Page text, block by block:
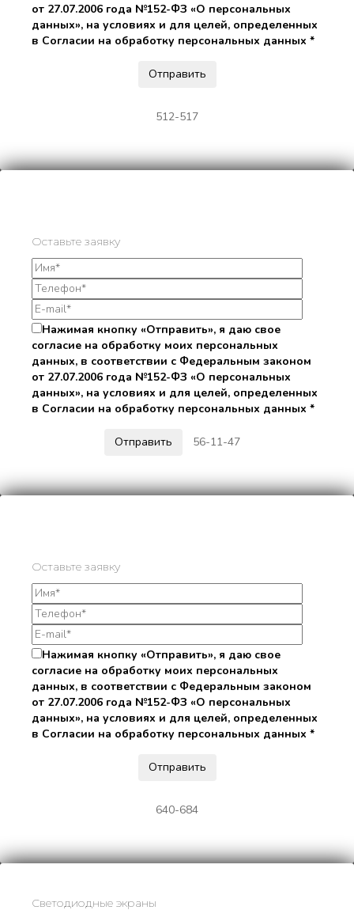
от 27.07.2006 года №152-ФЗ «О персональных
данных», на условиях и для целей, определенных
в Согласии на обработку персональных данных *
512-517
Оставьте заявку
Нажимая кнопку «Отправить», я даю свое
согласие на обработку моих персональных
данных, в соответствии с Федеральным законом
от 27.07.2006 года №152-ФЗ «О персональных
данных», на условиях и для целей, определенных
в Согласии на обработку персональных данных *
56-11-47
Оставьте заявку
Нажимая кнопку «Отправить», я даю свое
согласие на обработку моих персональных
данных, в соответствии с Федеральным законом
от 27.07.2006 года №152-ФЗ «О персональных
данных», на условиях и для целей, определенных
в Согласии на обработку персональных данных *
640-684
Светодиодные экраны